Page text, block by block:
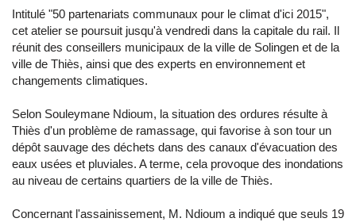
Intitulé "50 partenariats communaux pour le climat d'ici 2015",
cet atelier se poursuit jusqu'à vendredi dans la capitale du rail. Il
réunit des conseillers municipaux de la ville de Solingen et de la
ville de Thiès, ainsi que des experts en environnement et
changements climatiques.
Selon Souleymane Ndioum, la situation des ordures résulte à
Thiès d'un problème de ramassage, qui favorise à son tour un
dépôt sauvage des déchets dans des canaux d'évacuation des
eaux usées et pluviales. A terme, cela provoque des inondations
au niveau de certains quartiers de la ville de Thiès.
Concernant l'assainissement, M. Ndioum a indiqué que seuls 19